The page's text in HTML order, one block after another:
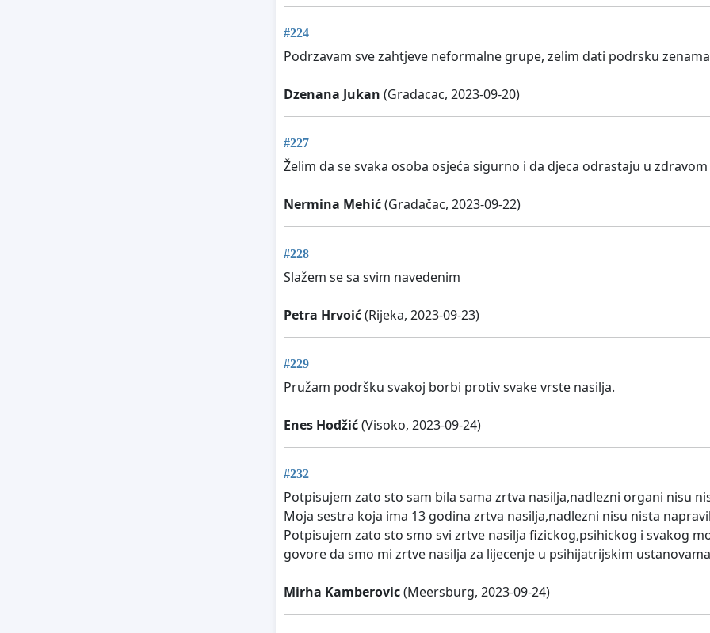
#224
Podrzavam sve zahtjeve neformalne grupe, zelim dati podrsku
Dzenana Jukan (Gradacac, 2023-09-20)
#227
Želim da se svaka osoba osjeća sigurno i da djeca odrastaju u
Nermina Mehić(Gradačac, 2023-09-22)
#228
Slažem se sa svim navedenim
Petra Hrvoić(Rijeka, 2023-09-23)
#229
Pružam podršku svakoj borbi protiv svake vrste nasilja.
Enes Hodžić(Visoko, 2023-09-24)
#232
Potpisujem zato sto sam bila sama zrtva nasilja,nadlezni organi nisu
Moja sestra koja ima 13 godina zrtva nasilja,nadlezni nisu nista
Potpisujem zato sto smo svi zrtve nasilja fizickog,psihickog i svakog
govore da smo mi zrtve nasilja za lijecenje u psihijatrijskim
Mirha Kamberovic(Meersburg, 2023-09-24)